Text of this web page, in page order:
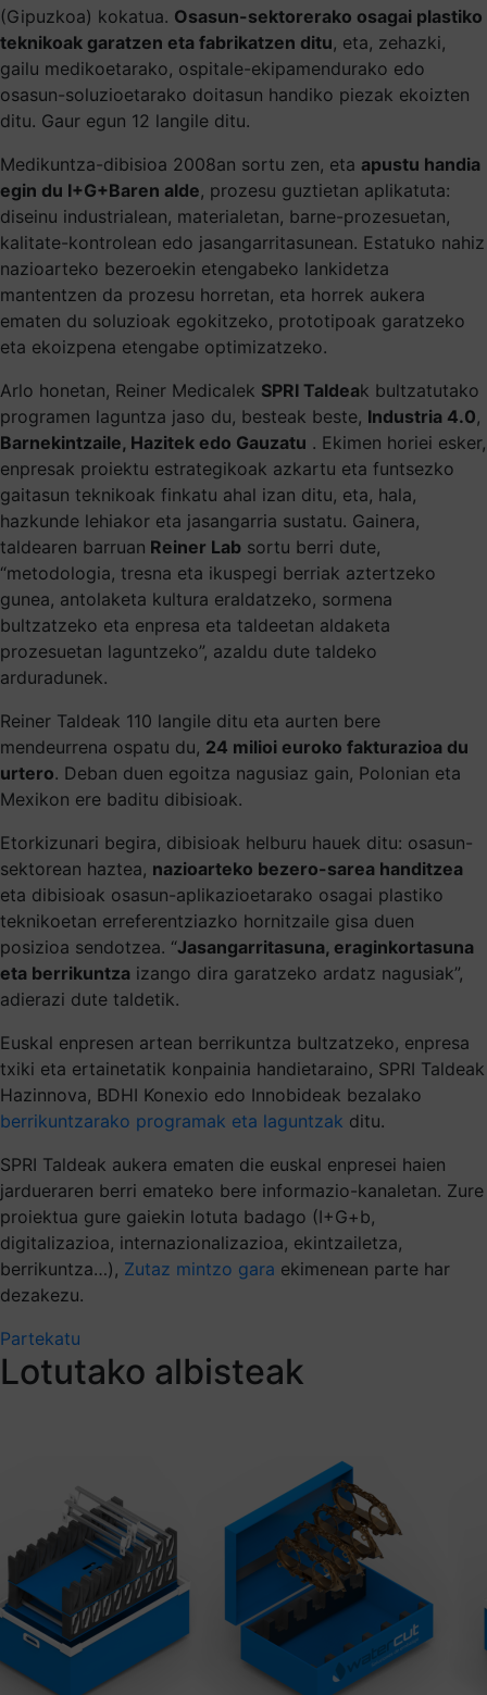
(Gipuzkoa) kokatua. Osasun-sektorerako osagai plastiko
teknikoak garatzen eta fabrikatzen ditu, eta, zehazki,
gailu medikoetarako, ospitale-ekipamendurako edo
osasun-soluzioetarako doitasun handiko piezak ekoizten
ditu. Gaur egun 12 langile ditu.
Medikuntza-dibisioa 2008an sortu zen, eta apustu handia
egin du I+G+Baren alde, prozesu guztietan aplikatuta:
diseinu industrialean, materialetan, barne-prozesuetan,
kalitate-kontrolean edo jasangarritasunean. Estatuko nahiz
nazioarteko bezeroekin etengabeko lankidetza
mantentzen da prozesu horretan, eta horrek aukera
ematen du soluzioak egokitzeko, prototipoak garatzeko
eta ekoizpena etengabe optimizatzeko.
Arlo honetan, Reiner Medicalek SPRI Taldeak bultzatutako
programen laguntza jaso du, besteak beste, Industria 4.0,
Barnekintzaile, Hazitek edo Gauzatu . Ekimen horiei esker,
enpresak proiektu estrategikoak azkartu eta funtsezko
gaitasun teknikoak finkatu ahal izan ditu, eta, hala,
hazkunde lehiakor eta jasangarria sustatu. Gainera,
taldearen barruan Reiner Lab sortu berri dute,
“metodologia, tresna eta ikuspegi berriak aztertzeko
gunea, antolaketa kultura eraldatzeko, sormena
bultzatzeko eta enpresa eta taldeetan aldaketa
prozesuetan laguntzeko”, azaldu dute taldeko
arduradunek.
Reiner Taldeak 110 langile ditu eta aurten bere
mendeurrena ospatu du, 24 milioi euroko fakturazioa du
urtero. Deban duen egoitza nagusiaz gain, Polonian eta
Mexikon ere baditu dibisioak.
Etorkizunari begira, dibisioak helburu hauek ditu: osasun-
sektorean haztea, nazioarteko bezero-sarea handitzea
eta dibisioak osasun-aplikazioetarako osagai plastiko
teknikoetan erreferentziazko hornitzaile gisa duen
posizioa sendotzea. “Jasangarritasuna, eraginkortasuna
eta berrikuntza izango dira garatzeko ardatz nagusiak”,
adierazi dute taldetik.
Euskal enpresen artean berrikuntza bultzatzeko, enpresa
txiki eta ertainetatik konpainia handietaraino, SPRI Taldeak
Hazinnova, BDHI Konexio edo Innobideak bezalako
berrikuntzarako programak eta laguntzak ditu.
SPRI Taldeak aukera ematen die euskal enpresei haien
jardueraren berri emateko bere informazio-kanaletan. Zure
proiektua gure gaiekin lotuta badago (I+G+b,
digitalizazioa, internazionalizazioa, ekintzailetza,
berrikuntza…), Zutaz mintzo gara ekimenean parte har
dezakezu.
Partekatu
Lotutako albisteak